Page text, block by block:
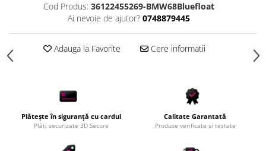
Cod Produs: 36122455269-BMW68Bluefloat
Ai nevoie de ajutor? 0748879445
Adauga la Favorite Cere informatii
Plătește în siguranță cu cardul
Plăți securizate 3D Secure
Calitate Garantată
Produse verificate și testate